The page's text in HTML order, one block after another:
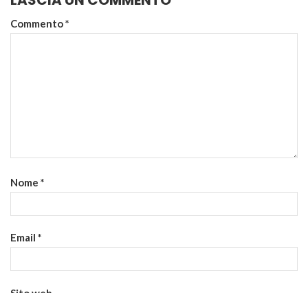
Sito web